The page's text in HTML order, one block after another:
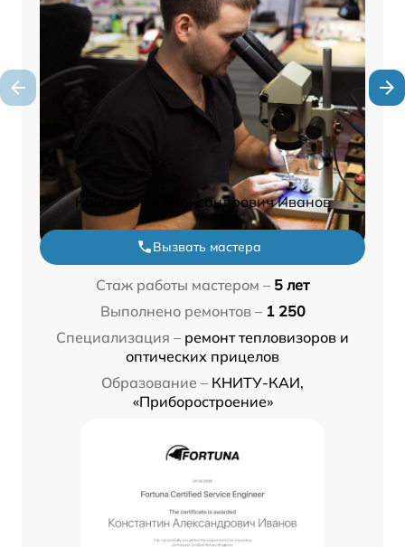
Константин Александрович Иванов
Вызвать мастера
Стаж работы мастером – 5 лет
Выполнено ремонтов – 1 250
Специализация – ремонт тепловизоров и
оптических прицелов
Образование – КНИТУ-КАИ,
«Приборостроение»